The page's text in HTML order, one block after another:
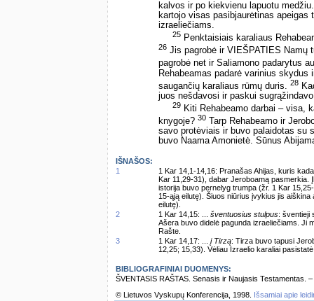
kalvos ir po kiekvienu lapuotu
kartojo visas pasibjaurėtinas
izraeliečiams.
25 Penktaisiais karaliaus
26 Jis pagrobė ir VIEŠPATIES Namų
pagrobė net ir Saliamono padarytus
Rehabeamas padarė varinius
saugančių karaliaus rūmų duris. 28
juos nešdavosi ir paskui
29 Kiti Rehabeamo darbai – visa,
knygoje? 30 Tarp Rehabeamo ir
savo protėviais ir buvo palaidotas su
buvo Naama Amonietė. Sūnus
IŠNAŠOS:
1
1 Kar 14,1-14,16: Pranašas Ahijas, kuris
Kar 11,29-31), dabar Jeroboamą pasmerkia.
istorija buvo pernelyg trumpa (žr. 1 Kar
15-ąją eilutę). Šiuos niūrius įvykius jis
eilutę).
2
1 Kar 14,15: ... šventuosius stulpus: šventieji
Ašera buvo didelė pagunda izraeliečiams. Ji
Rašte.
3
1 Kar 14,17: ... į Tirzą: Tirza buvo tapusi
12,25; 15,33). Vėliau Izraelio karaliai
BIBLIOGRAFINIAI DUOMENYS:
ŠVENTASIS RAŠTAS. Senasis ir Naujasis Testamentas.
© Lietuvos Vyskupų Konferencija, 1998.
Išsamiai apie